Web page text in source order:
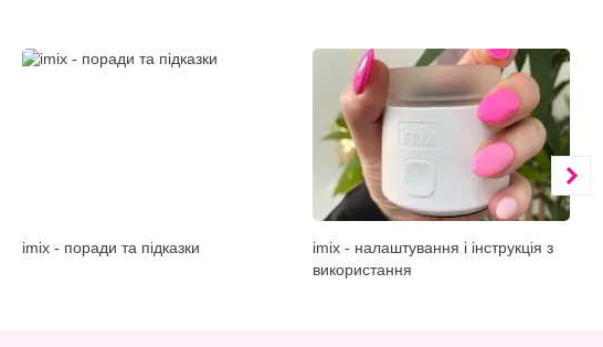
imix - поради та підказки
imix - налаштування і інструкція з
використання